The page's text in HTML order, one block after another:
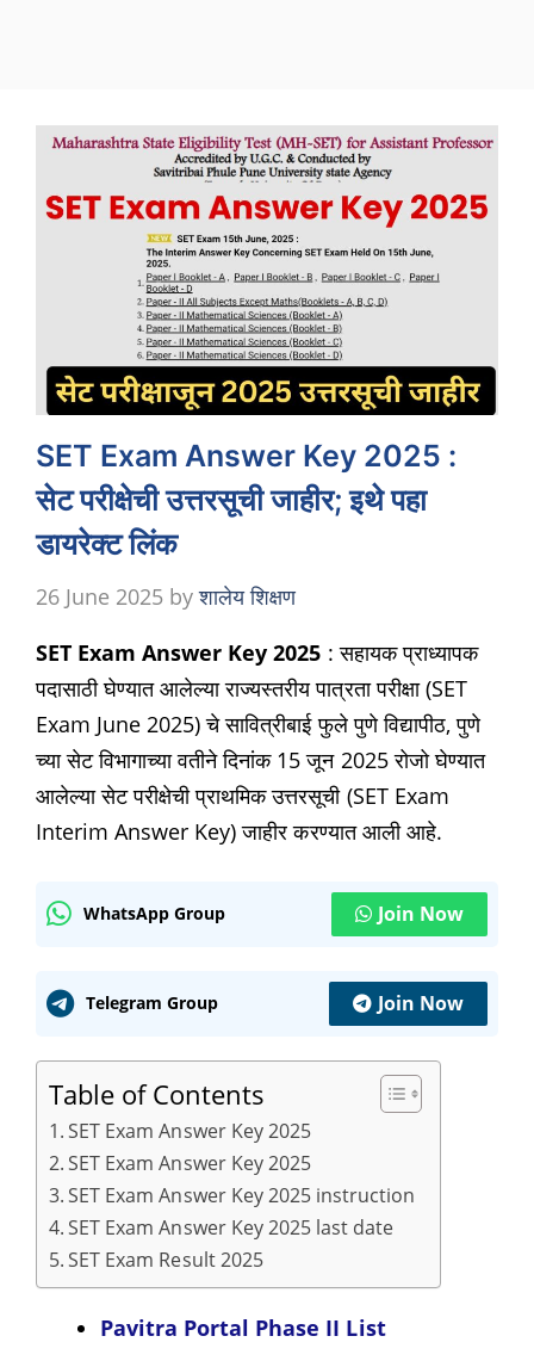
SET Exam Answer Key 2025 :
सेट परीक्षेची उत्तरसूची जाहीर; इथे पहा
डायरेक्ट लिंक
26 June 2025 byशालेय शिक्षण
SET Exam Answer Key 2025 : सहायक प्राध्यापक
पदासाठी घेण्यात आलेल्या राज्यस्तरीय पात्रता परीक्षा (SET
Exam June 2025) चे सावित्रीबाई फुले पुणे विद्यापीठ, पुणे
च्या सेट विभागाच्या वतीने दिनांक 15 जून 2025 रोजो घेण्यात
आलेल्या सेट परीक्षेची प्राथमिक उत्तरसूची (SET Exam
Interim Answer Key) जाहीर करण्यात आली आहे.
WhatsApp Group Join Now
Telegram Group Join Now
Table of Contents
SET Exam Answer Key 2025
SET Exam Answer Key 2025
SET Exam Answer Key 2025 instruction
SET Exam Answer Key 2025 last date
SET Exam Result 2025
Pavitra Portal Phase II List